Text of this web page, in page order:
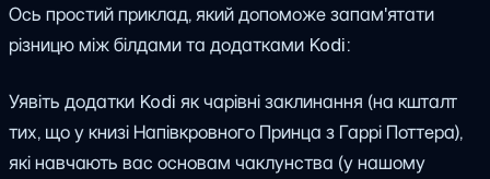
Ось простий приклад, який допоможе запам'ятати
різницю між білдами та додатками Kodi:
Уявіть додатки Kodi як чарівні заклинання (на кшталт
тих, що у книзі Напівкровного Принца з Гаррі Поттера),
які навчають вас основам чаклунства (у нашому